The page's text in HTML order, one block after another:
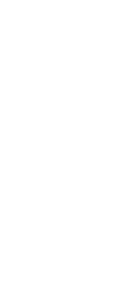
V6.1和
的视野。
吸引力。